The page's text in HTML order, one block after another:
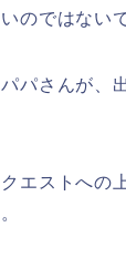
のではない
パさんが、
エストへの